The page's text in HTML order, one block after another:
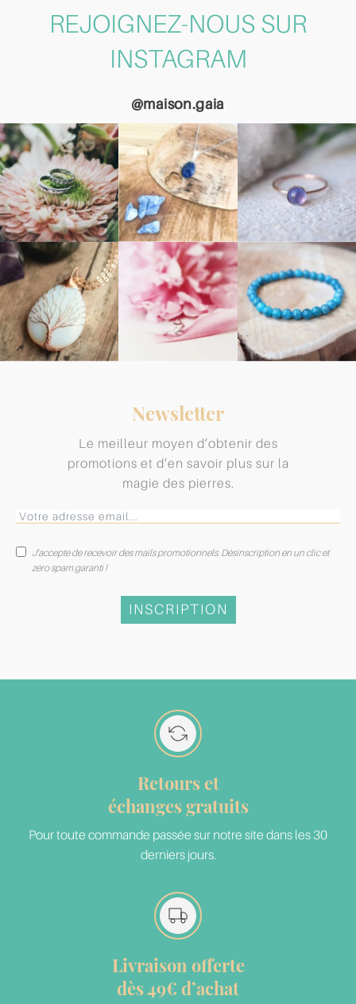
REJOIGNEZ-NOUS SUR
INSTAGRAM
@maison.gaia
Newsletter
Le meilleur moyen d’obtenir des
promotions et d’en savoir plus sur la
magie des pierres.
J'accepte de recevoir des mails promotionnels. Désinscription en un clic et
zéro spam garanti !
INSCRIPTION
Retours et
échanges gratuits
Pour toute commande passée sur notre site dans les 30
derniers jours.
Livraison offerte
dès 49€ d’achat